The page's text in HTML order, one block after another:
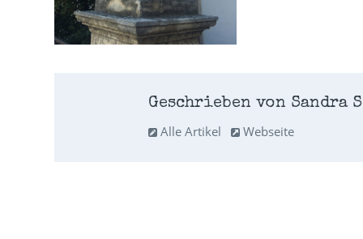
Geschrieben von Sandra
Alle Artikel
Webseite